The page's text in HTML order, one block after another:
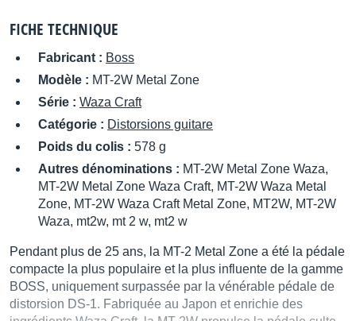
FICHE TECHNIQUE
Fabricant : Boss
Modèle : MT-2W Metal Zone
Série : Waza Craft
Catégorie : Distorsions guitare
Poids du colis : 578 g
Autres dénominations : MT-2W Metal Zone Waza,
MT-2W Metal Zone Waza Craft, MT-2W Waza Metal
Zone, MT-2W Waza Craft Metal Zone, MT2W, MT-2W
Waza, mt2w, mt 2 w, mt2 w
Pendant plus de 25 ans, la MT-2 Metal Zone a été la pédale
compacte la plus populaire et la plus influente de la gamme
BOSS, uniquement surpassée par la vénérable pédale de
distorsion DS-1. Fabriquée au Japon et enrichie des